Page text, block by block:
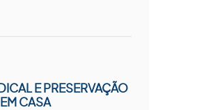
E PRESERVAÇÃO
CASA